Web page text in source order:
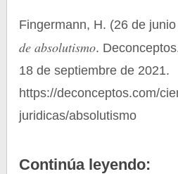
Fingermann, H. (26 de
de absolutismo.
18 de septiembre de 2021.
https://deconceptos.com/
juridicas/absolutismo
Continúa leyendo: